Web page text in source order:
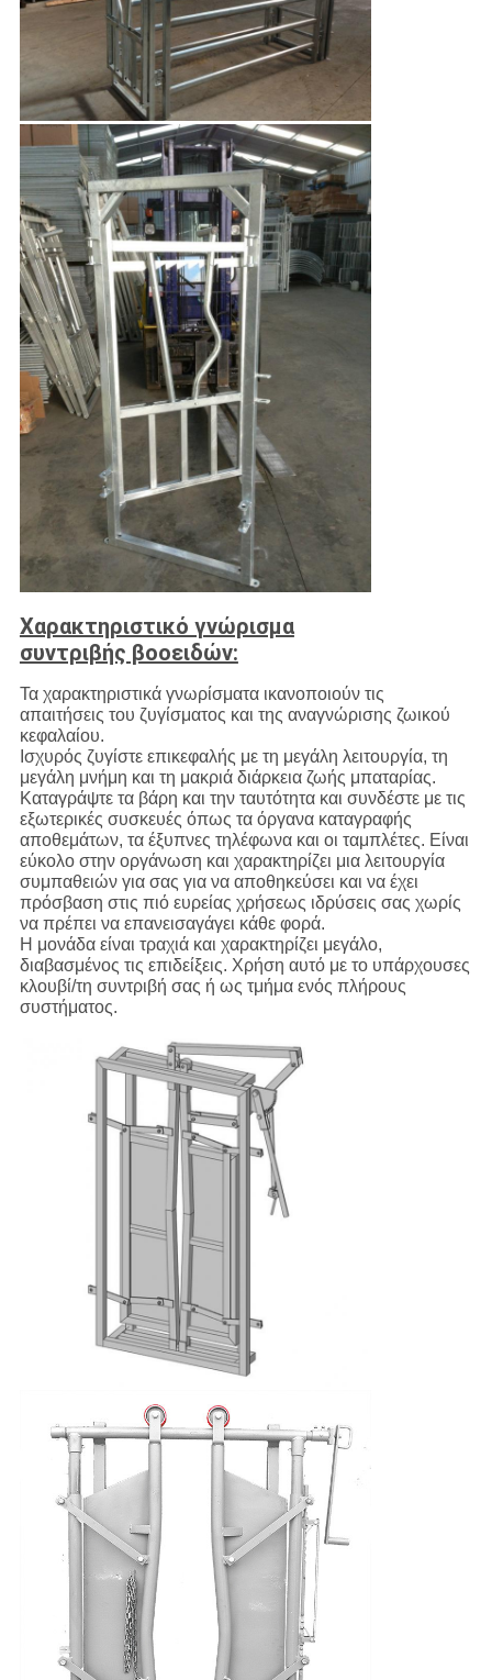
Χαρακτηριστικό γνώρισμα
συντριβής βοοειδών:
Τα χαρακτηριστικά γνωρίσματα ικανοποιούν τις
απαιτήσεις του ζυγίσματος και της αναγνώρισης ζωικού
κεφαλαίου.
Ισχυρός ζυγίστε επικεφαλής με τη μεγάλη λειτουργία, τη
μεγάλη μνήμη και τη μακριά διάρκεια ζωής μπαταρίας.
Καταγράψτε τα βάρη και την ταυτότητα και συνδέστε με τις
εξωτερικές συσκευές όπως τα όργανα καταγραφής
αποθεμάτων, τα έξυπνες τηλέφωνα και οι ταμπλέτες. Είναι
εύκολο στην οργάνωση και χαρακτηρίζει μια λειτουργία
συμπαθειών για σας για να αποθηκεύσει και να έχει
πρόσβαση στις πιό ευρείας χρήσεως ιδρύσεις σας χωρίς
να πρέπει να επανεισαγάγει κάθε φορά.
Η μονάδα είναι τραχιά και χαρακτηρίζει μεγάλο,
διαβασμένος τις επιδείξεις. Χρήση αυτό με το υπάρχουσες
κλουβί/τη συντριβή σας ή ως τμήμα ενός πλήρους
συστήματος.